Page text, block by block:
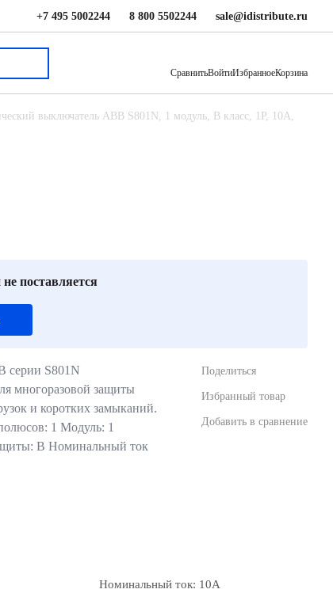
+7 495 5002244 8 800 5502244 sale@idistribute.ru
СравнитьВойтиИзбранноеКорзина
выключатель ABB S801N, 1 модуль, B класс, 1P, 10А,
поставляется
серии S801N
многоразовой защиты
и коротких замыканий.
1 Модуль: 1
В Номинальный ток
Поделиться
Избранный товар
Добавить в сравнение
Номинальный ток: 10А